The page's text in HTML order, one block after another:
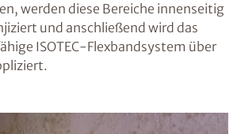
werden diese Bereiche innenseitig
und anschließend wird das
ISOTEC-Flexbandsystem über